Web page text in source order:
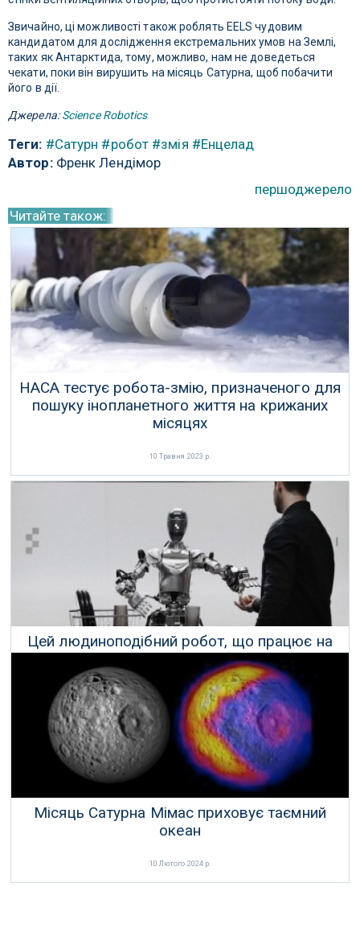
Звичайно, ці можливості також роблять EELS чудовим
кандидатом для дослідження екстремальних умов на Землі,
таких як Антарктида, тому, можливо, нам не доведеться
чекати, поки він вирушить на місяць Сатурна, щоб побачити
його в дії.
Джерела:Science Robotics
Теги: #Сатурн #робот #змія #Енцелад
Автор:Френк Лендімор
першоджерело
Читайте також:
НАСА тестує робота-змію, призначеного для
пошуку інопланетного життя на крижаних
місяцях
10 Травня 2023 р.
Цей людиноподібний робот, що працює на
OpenAI, майже лякає
15 Березня 2024 р.
Місяць Сатурна Мімас приховує таємний
океан
10 Лютого 2024 р.